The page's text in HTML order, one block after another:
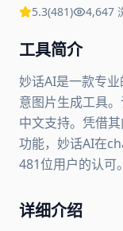
5.3(481) 4,647
工具简介
妙话AI是一款专
意图片生成工具
中文支持。凭借
功能，妙话AI在
481位用户的认可。
详细介绍